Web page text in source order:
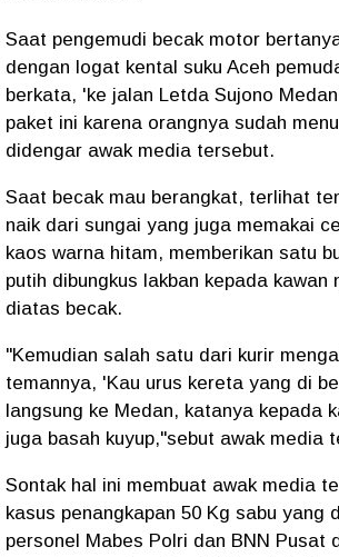
Saat pengemudi becak motor
dengan logat kental suku Aceh
berkata, 'ke jalan Letda Sujono
paket ini karena orangnya sudah
didengar awak media tersebut.
Saat becak mau berangkat, terlihat
naik dari sungai yang juga memakai
kaos warna hitam, memberikan satu
putih dibungkus lakban kepada kawan
diatas becak.
"Kemudian salah satu dari kurir
temannya, 'Kau urus kereta yang di
langsung ke Medan, katanya kepada
juga basah kuyup,"sebut awak media
Sontak hal ini membuat awak media
kasus penangkapan 50 Kg sabu yang
personel Mabes Polri dan BNN Pusat